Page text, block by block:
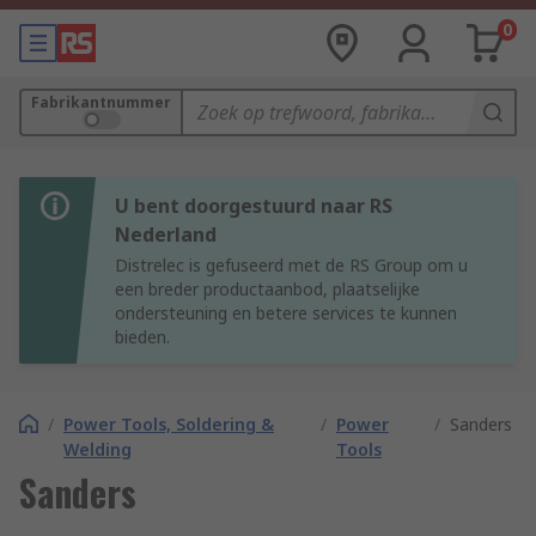
0
Fabrikantnummer
U bent doorgestuurd naar RS
Nederland
Distrelec is gefuseerd met de RS Group om u
een breder productaanbod, plaatselijke
ondersteuning en betere services te kunnen
bieden.
/ Power Tools, Soldering &
Welding
/ Power
Tools
/ Sanders
Sanders